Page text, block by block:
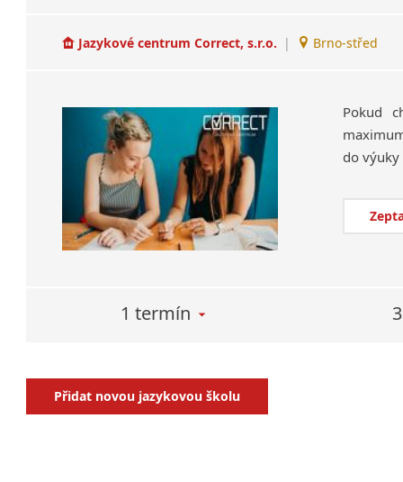
Jazykové centrum Correct, s.r.o. | Brno-střed
Pokud
1 termín
Přidat novou jazykovou školu